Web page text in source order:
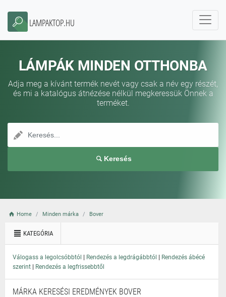
LAMPAKTOP.HU
LÁMPÁK MINDEN OTTHONBA
Adja meg a kívánt termék nevét vagy csak a név egy részét,
és mi a katalógus átnézése nélkül megkeressük Önnek a
terméket.
Keresés
Home Minden márka Bover
KATEGÓRIA
Válogass a legolcsóbbtól | Rendezés a legdrágábbtól | Rendezés ábécé
szerint | Rendezés a legfrissebbtől
MÁRKA KERESÉSI EREDMÉNYEK BOVER